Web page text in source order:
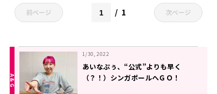
前ページ 1 次ページ
1/30, 2022
あいなぷぅ、“公式”よりも早く
（？！）シンガポールへＧＯ！